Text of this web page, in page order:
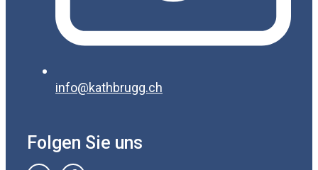
info@kathbrugg.ch
Folgen Sie uns